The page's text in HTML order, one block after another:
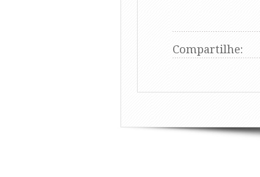
Compartilhe: